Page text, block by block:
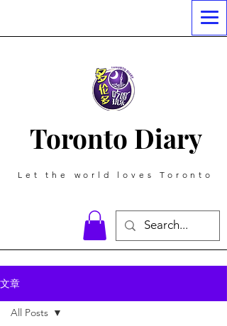
Toronto Diary
Let the world loves Toronto
文章
All Posts